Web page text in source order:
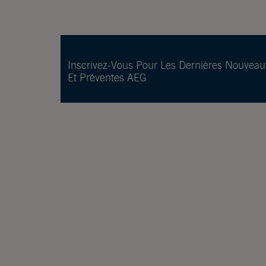
Inscrivez-Vous Pour Les Dernières
Et Préventes AEG